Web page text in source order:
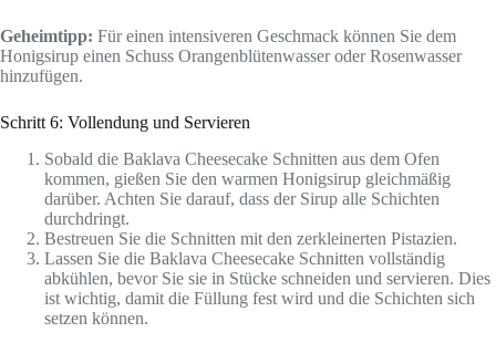
Geheimtipp: Für einen intensiveren Geschmack können Sie dem
Honigsirup einen Schuss Orangenblütenwasser oder Rosenwasser
hinzufügen.
Schritt 6: Vollendung und Servieren
Sobald die Baklava Cheesecake Schnitten aus dem Ofen
kommen, gießen Sie den warmen Honigsirup gleichmäßig
darüber. Achten Sie darauf, dass der Sirup alle Schichten
durchdringt.
Bestreuen Sie die Schnitten mit den zerkleinerten Pistazien.
Lassen Sie die Baklava Cheesecake Schnitten vollständig
abkühlen, bevor Sie sie in Stücke schneiden und servieren. Dies
ist wichtig, damit die Füllung fest wird und die Schichten sich
setzen können.